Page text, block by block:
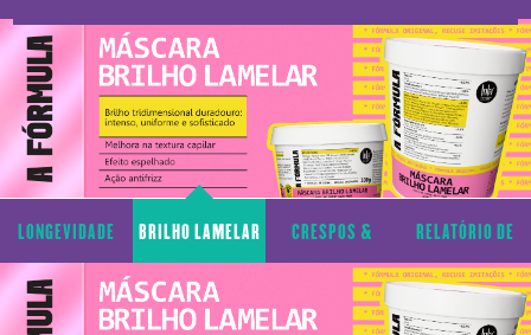
CAPILAR CACHOS TRANSPARÊNCIA
LONGEVIDADE
CAPILAR
BRILHO LAMELAR CRESPOS &
CACHOS
RELATÓRIO DE
TRANSPARÊNCIA